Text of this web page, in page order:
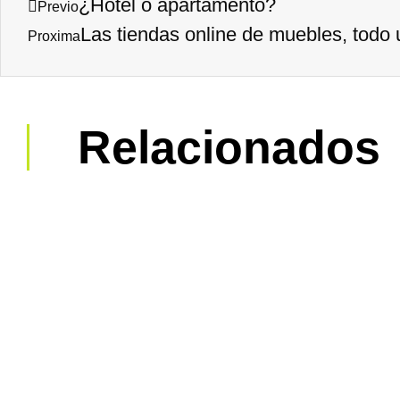
Previo¿Hotel o apartamento?
ProximaLas tiendas online de muebles, todo
Relacionados